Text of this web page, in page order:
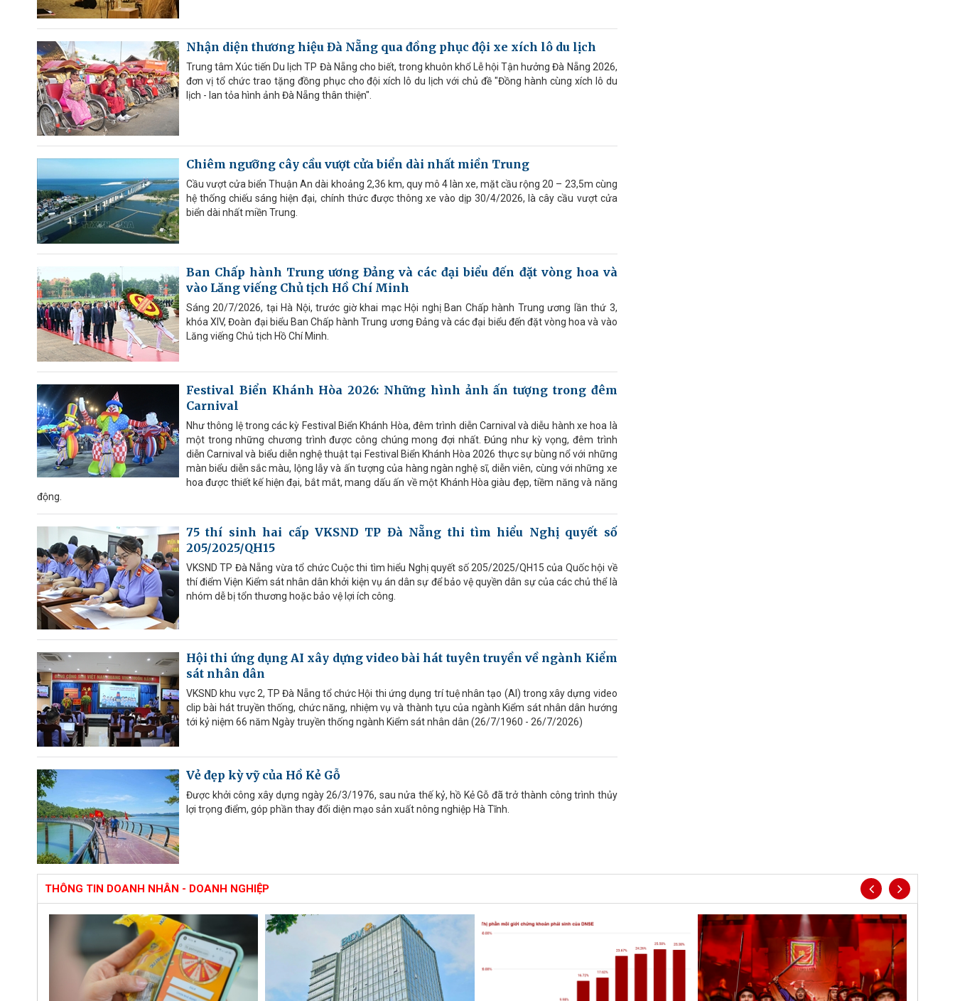
Nhận diện thương hiệu Đà Nẵng qua đồng phục đội xe xích lô du lịch
Trung tâm Xúc tiến Du lịch TP Đà Nẵng cho biết, trong khuôn khổ Lễ hội Tận hưởng Đà Nẵng 2026,
đơn vị tổ chức trao tặng đồng phục cho đội xích lô du lịch với chủ đề "Đồng hành cùng xích lô du
lịch - lan tỏa hình ảnh Đà Nẵng thân thiện".
Chiêm ngưỡng cây cầu vượt cửa biển dài nhất miền Trung
Cầu vượt cửa biển Thuận An dài khoảng 2,36 km, quy mô 4 làn xe, mặt cầu rộng 20 – 23,5m cùng
hệ thống chiếu sáng hiện đại, chính thức được thông xe vào dịp 30/4/2026, là cây cầu vượt cửa
biển dài nhất miền Trung.
Ban Chấp hành Trung ương Đảng và các đại biểu đến đặt vòng hoa và
vào Lăng viếng Chủ tịch Hồ Chí Minh
Sáng 20/7/2026, tại Hà Nội, trước giờ khai mạc Hội nghị Ban Chấp hành Trung ương lần thứ 3,
khóa XIV, Đoàn đại biểu Ban Chấp hành Trung ương Đảng và các đại biểu đến đặt vòng hoa và vào
Lăng viếng Chủ tịch Hồ Chí Minh.
Festival Biển Khánh Hòa 2026: Những hình ảnh ấn tượng trong đêm
Carnival
Như thông lệ trong các kỳ Festival Biển Khánh Hòa, đêm trình diễn Carnival và diễu hành xe hoa là
một trong những chương trình được công chúng mong đợi nhất. Đúng như kỳ vọng, đêm trình
diễn Carnival và biểu diễn nghệ thuật tại Festival Biển Khánh Hòa 2026 thực sự bùng nổ với những
màn biểu diễn sắc màu, lộng lẫy và ấn tượng của hàng ngàn nghệ sĩ, diễn viên, cùng với những xe
hoa được thiết kế hiện đại, bắt mắt, mang dấu ấn về một Khánh Hòa giàu đẹp, tiềm năng và năng
động.
75 thí sinh hai cấp VKSND TP Đà Nẵng thi tìm hiểu Nghị quyết số
205/2025/QH15
VKSND TP Đà Nẵng vừa tổ chức Cuộc thi tìm hiểu Nghị quyết số 205/2025/QH15 của Quốc hội về
thí điểm Viện Kiểm sát nhân dân khởi kiện vụ án dân sự để bảo vệ quyền dân sự của các chủ thể là
nhóm dễ bị tổn thương hoặc bảo vệ lợi ích công.
Hội thi ứng dụng AI xây dựng video bài hát tuyên truyền về ngành Kiểm
sát nhân dân
VKSND khu vực 2, TP Đà Nẵng tổ chức Hội thi ứng dụng trí tuệ nhân tạo (AI) trong xây dựng video
clip bài hát truyền thống, chức năng, nhiệm vụ và thành tựu của ngành Kiểm sát nhân dân hướng
tới kỷ niệm 66 năm Ngày truyền thống ngành Kiểm sát nhân dân (26/7/1960 - 26/7/2026)
Vẻ đẹp kỳ vỹ của Hồ Kẻ Gỗ
Được khởi công xây dựng ngày 26/3/1976, sau nửa thế kỷ, hồ Kẻ Gỗ đã trở thành công trình thủy
lợi trọng điểm, góp phần thay đổi diện mạo sản xuất nông nghiệp Hà Tĩnh.
THÔNG TIN DOANH NHÂN - DOANH NGHIỆP